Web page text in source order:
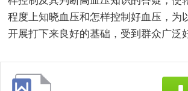
程度上知晓血压和怎样控制好血压，为
开展打下来良好的基础，受到群众广泛